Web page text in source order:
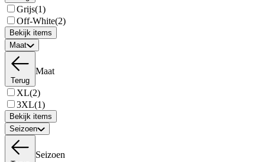
Grijs(1)
Off-White(2)
Bekijk items
Maat
Terug
Maat
XL(2)
3XL(1)
Bekijk items
Seizoen
Seizoen